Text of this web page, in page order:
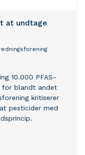
at undtage
10.000 PFAS-
blandt andet
kritiserer
pesticider med